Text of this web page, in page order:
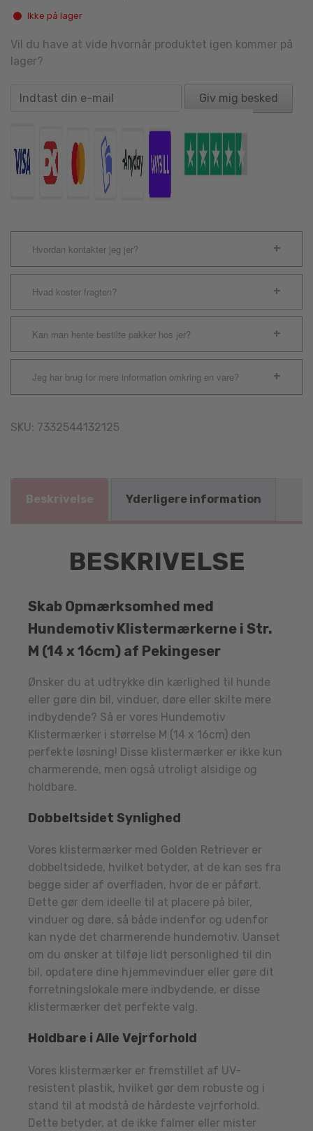
Ikke på lager
Vil du have at vide hvornår produktet igen kommer på
lager?
Giv mig besked
Hvordan kontakter jeg jer?
Hvad koster fragten?
Kan man hente bestilte pakker hos jer?
Jeg har brug for mere information omkring en vare?
SKU: 7332544132125
Beskrivelse Yderligere information
BESKRIVELSE
Skab Opmærksomhed med
Hundemotiv Klistermærkerne i Str.
M (14 x 16cm) af Pekingeser
Ønsker du at udtrykke din kærlighed til hunde
eller gøre din bil, vinduer, døre eller skilte mere
indbydende? Så er vores Hundemotiv
Klistermærker i størrelse M (14 x 16cm) den
perfekte løsning! Disse klistermærker er ikke kun
charmerende, men også utroligt alsidige og
holdbare.
Dobbeltsidet Synlighed
Vores klistermærker med Golden Retriever er
dobbeltsidede, hvilket betyder, at de kan ses fra
begge sider af overfladen, hvor de er påført.
Dette gør dem ideelle til at placere på biler,
vinduer og døre, så både indenfor og udenfor
kan nyde det charmerende hundemotiv. Uanset
om du ønsker at tilføje lidt personlighed til din
bil, opdatere dine hjemmevinduer eller gøre dit
forretningslokale mere indbydende, er disse
klistermærker det perfekte valg.
Holdbare i Alle Vejrforhold
Vores klistermærker er fremstillet af UV-
resistent plastik, hvilket gør dem robuste og i
stand til at modstå de hårdeste vejrforhold.
Dette betyder, at de ikke falmer eller mister